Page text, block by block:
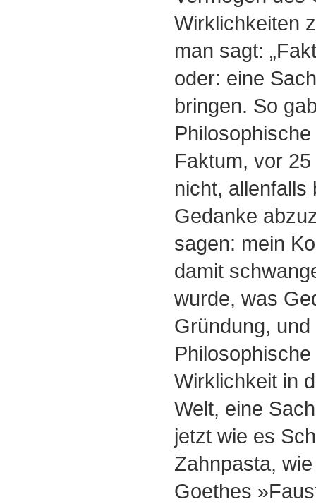
Wirklichkeiten
man sagt:
oder: eine
bringen. So
Faktum, vor
nicht, allenfalls
Gedanke
sagen: mein
damit
wurde, was
Gründung,
Wirklichkeit in
Welt, eine
jetzt wie es
Zahnpasta,
Goethes